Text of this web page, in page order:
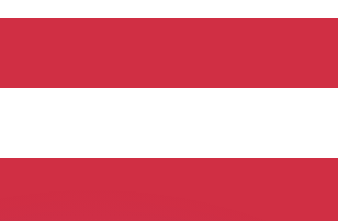
des concurrents.
donné à titre d'information